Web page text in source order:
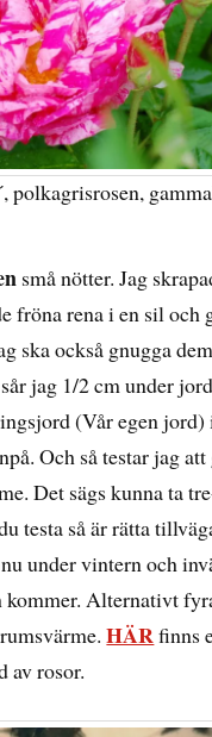
polkagrisrosen,
små nötter. Jag
fröna rena i en sil och
ska också gnugga
jag 1/2 cm under
(Vår egen jord)
Och så testar jag
Det sägs kunna ta
testa så är rätta
under vintern och
kommer. Alternativt
HÄRfinns
av rosor.